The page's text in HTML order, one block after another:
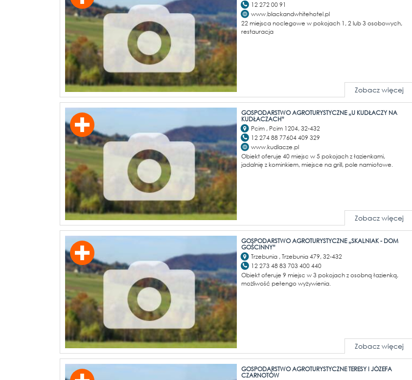
12 272 00 91
www.blackandwhitehotel.pl
22 miejsca noclegowe w pokojach 1, 2 lub 3 osobowych,
restauracja
Zobacz więcej
GOSPODARSTWO AGROTURYSTYCZNE „U KUDŁACZY NA
KUDŁACZACH”
Pcim , Pcim 1204, 32-432
12 274 88 77604 409 329
www.kudlacze.pl
Obiekt oferuje 40 miejsc w 5 pokojach z łazienkami,
jadalnię z kominkiem, miejsce na grill, pole namiotowe.
Zobacz więcej
GOSPODARSTWO AGROTURYSTYCZNE „SKALNIAK - DOM
GOŚCINNY”
Trzebunia , Trzebunia 479, 32-432
12 273 48 83 703 400 440
Obiekt oferuje 9 miejsc w 3 pokojach z osobną łazienką,
możliwość pełengo wyżywienia.
Zobacz więcej
GOSPODARSTWO AGROTURYSTYCZNE TERESY I JÓZEFA
CZARNOTÓW